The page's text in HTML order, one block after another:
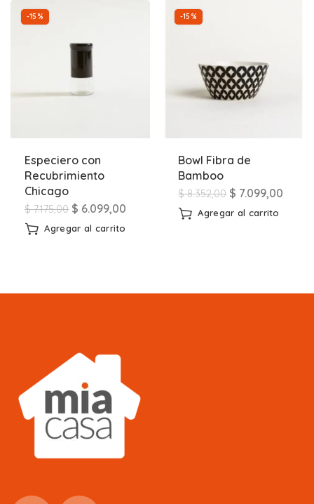
-15%
Especiero con
Recubrimiento
Chicago
$7.175,00 $ 6.099,00
Agregar al carrito
-15%
Bowl Fibra de
Bamboo
$8.352,00 $ 7.099,00
Agregar al carrito